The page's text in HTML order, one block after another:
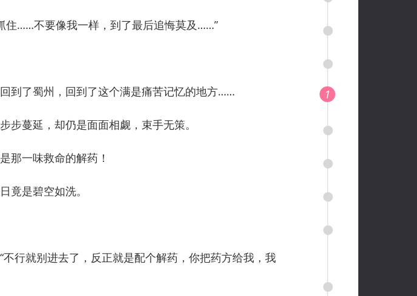
……不要像我一样，到了最后追悔莫及……”
了蜀州，回到了这个满是痛苦记忆的地方…… 1
蔓延，却仍是面面相觑，束手无策。
一味救命的解药！
是碧空如洗。
就别进去了，反正就是配个解药，你把药方给我，我